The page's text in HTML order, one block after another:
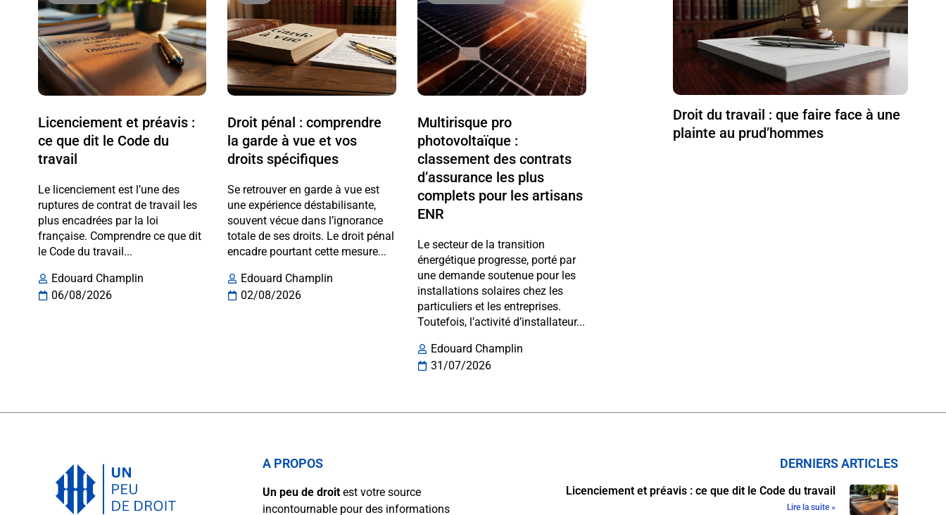
Licenciement et préavis :
ce que dit le Code du
travail
Le licenciement est l’une des
ruptures de contrat de travail les
plus encadrées par la loi
française. Comprendre ce que dit
le Code du travail...
Edouard Champlin
06/08/2026
Droit pénal : comprendre
la garde à vue et vos
droits spécifiques
Se retrouver en garde à vue est
une expérience déstabilisante,
souvent vécue dans l’ignorance
totale de ses droits. Le droit pénal
encadre pourtant cette mesure...
Edouard Champlin
02/08/2026
Multirisque pro
photovoltaïque :
classement des contrats
d’assurance les plus
complets pour les artisans
ENR
Le secteur de la transition
énergétique progresse, porté par
une demande soutenue pour les
installations solaires chez les
particuliers et les entreprises.
Toutefois, l’activité d’installateur...
Edouard Champlin
31/07/2026
Droit du travail : que faire face à une
plainte au prud’hommes
A PROPOS
Un peu de droitest votre source
incontournable pour des informations
DERNIERS ARTICLES
Licenciement et préavis : ce que dit le Code du travail
Lire la suite »